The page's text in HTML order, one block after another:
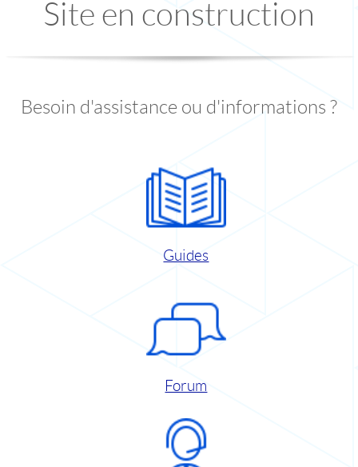
Site en construction
Besoin d'assistance ou d'informations ?
Guides
Forum